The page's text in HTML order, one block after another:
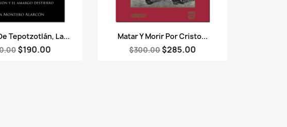
Vista rápida
Tepotzotlán, La...
$190.00
Vista rápida
Matar Y Morir Por Cristo...
$300.00 $285.00